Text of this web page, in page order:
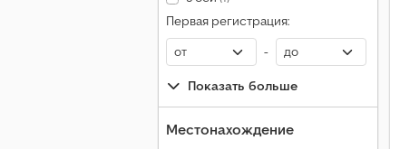
Первая регистрация:
-
Показать больше
Местонахождение